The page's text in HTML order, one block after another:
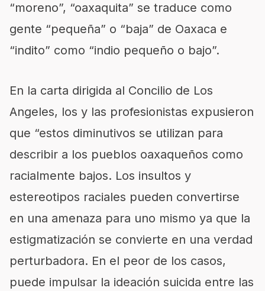
“moreno”, “oaxaquita” se traduce como
gente “pequeña” o “baja” de Oaxaca e
“indito” como “indio pequeño o bajo”.
En la carta dirigida al Concilio de Los
Angeles, los y las profesionistas expusieron
que “estos diminutivos se utilizan para
describir a los pueblos oaxaqueños como
racialmente bajos. Los insultos y
estereotipos raciales pueden convertirse
en una amenaza para uno mismo ya que la
estigmatización se convierte en una verdad
perturbadora. En el peor de los casos,
puede impulsar la ideación suicida entre las